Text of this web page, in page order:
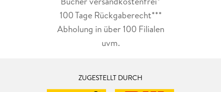
100 Tage Rückgaberecht***
Abholung in über 100 Filialen
uvm.
ZUGESTELLT DURCH